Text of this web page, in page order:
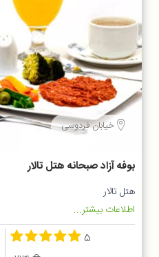
خیابان فردوسی
بوفه آزاد صبحانه هتل تالار
هتل تالار
اطلاعات بیشتر...
5